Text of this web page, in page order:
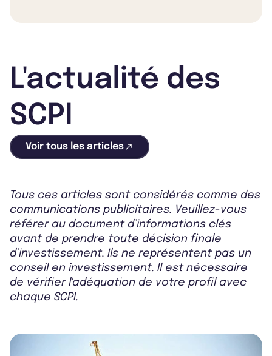
L'actualité des
SCPI
Voir tous les articles
Tous ces articles sont considérés comme des
communications publicitaires. Veuillez-vous
référer au document d’informations clés
avant de prendre toute décision finale
d’investissement. Ils ne représentent pas un
conseil en investissement. Il est nécessaire
de vérifier l'adéquation de votre profil avec
chaque SCPI.